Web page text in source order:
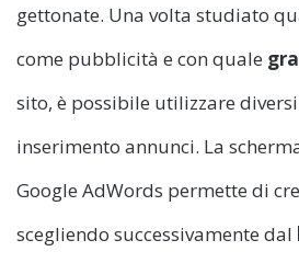
gettonate. Una volta studiato
come pubblicità e con quale
sito, è possibile utilizzare
inserimento annunci. La
Google AdWords permette di
scegliendo successivamente dal